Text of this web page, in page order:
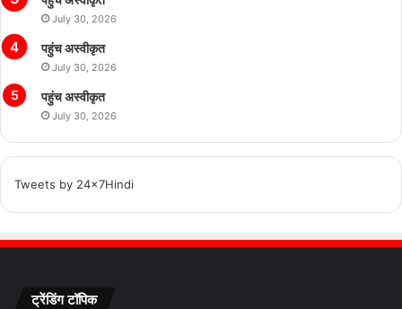
July 30, 2026
पहुंच अस्वीकृत
July 30, 2026
पहुंच अस्वीकृत
July 30, 2026
Tweets by 24x7Hindi
ट्रेंडिंग टॉपिक